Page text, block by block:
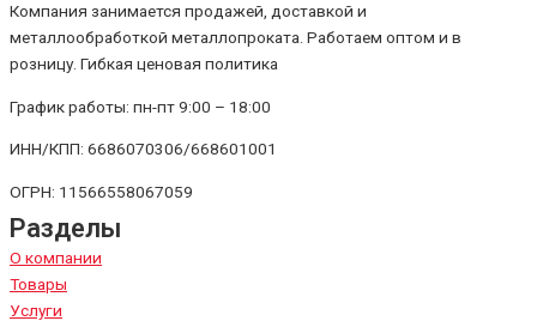
Компания занимается продажей, доставкой и
металлообработкой металлопроката. Работаем оптом и в
розницу. Гибкая ценовая политика
График работы: пн-пт 9:00 – 18:00
ИНН/КПП: 6686070306/668601001
ОГРН: 11566558067059
Разделы
О компании
Товары
Услуги